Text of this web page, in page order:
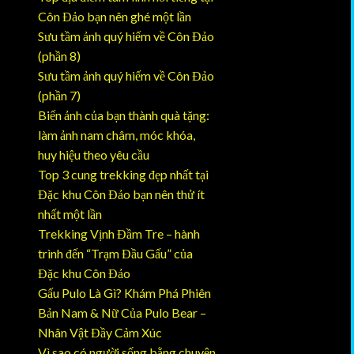
Côn Đảo bạn nên ghé một lần
Sưu tầm ảnh quý hiếm về Côn Đảo
(phần 8)
Sưu tầm ảnh quý hiếm về Côn Đảo
(phần 7)
Biến ảnh của bạn thành quà tặng:
làm ảnh nam châm, móc khóa,
huy hiệu theo yêu cầu
Top 3 cung trekking đẹp nhất tại
Đặc khu Côn Đảo bạn nên thử ít
nhất một lần
Trekking Vịnh Đầm Tre – hành
trình đến “Trạm Đầu Gấu” của
Đặc khu Côn Đảo
Gấu Pulo Là Gì? Khám Phá Phiên
Bản Nam & Nữ Của Pulo Bear –
Nhân Vật Đầy Cảm Xúc